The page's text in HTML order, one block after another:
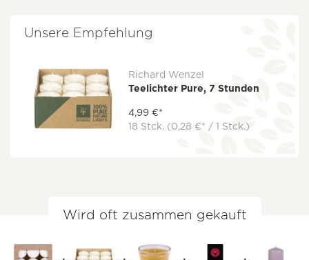
Unsere Empfehlung
Richard Wenzel
Teelichter Pure, 7 Stunden
4,99 €*
18 Stck. (0,28 €* / 1 Stck.)
Wird oft zusammen gekauft